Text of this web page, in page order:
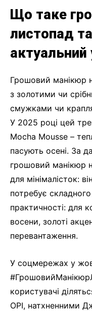
Що таке
листопад
актуальний
Грошовий манікюр
з золотими чи
смужками чи
У 2025 році цей
Mocha Mousse –
пасують осені. За
грошовий манікюр
для мінімалісток:
потребує
практичності: для
восени, золоті
перевантаження.
У соцмережах у
користувачі
OPI, натхненними